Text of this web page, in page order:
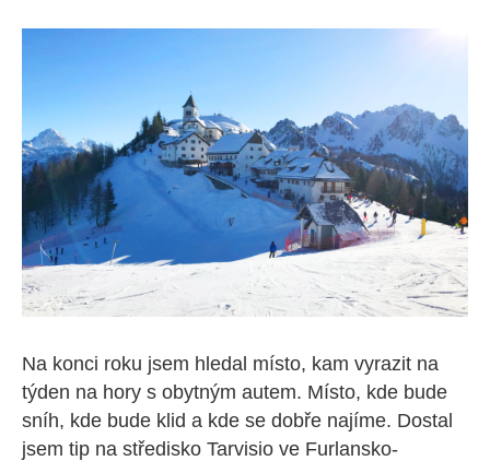
Na konci roku jsem hledal místo, kam vyrazit na
týden na hory s obytným autem. Místo, kde bude
sníh, kde bude klid a kde se dobře najíme. Dostal
jsem tip na středisko Tarvisio ve Furlansko-